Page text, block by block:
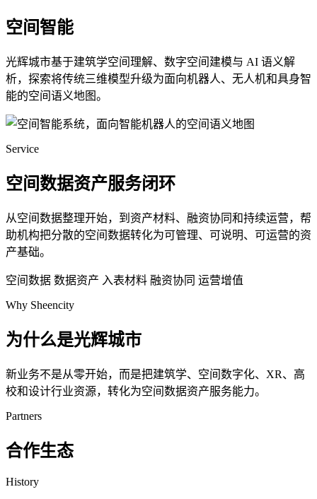
空间智能
光辉城市基于建筑学空间理解、数字空间建模与 AI 语义解
析，探索将传统三维模型升级为面向机器人、无人机和具身智
能的空间语义地图。
Service
空间数据资产服务闭环
从空间数据整理开始，到资产材料、融资协同和持续运营，帮
助机构把分散的空间数据转化为可管理、可说明、可运营的资
产基础。
空间数据 数据资产 入表材料 融资协同 运营增值
Why Sheencity
为什么是光辉城市
新业务不是从零开始，而是把建筑学、空间数字化、XR、高
校和设计行业资源，转化为空间数据资产服务能力。
Partners
合作生态
History